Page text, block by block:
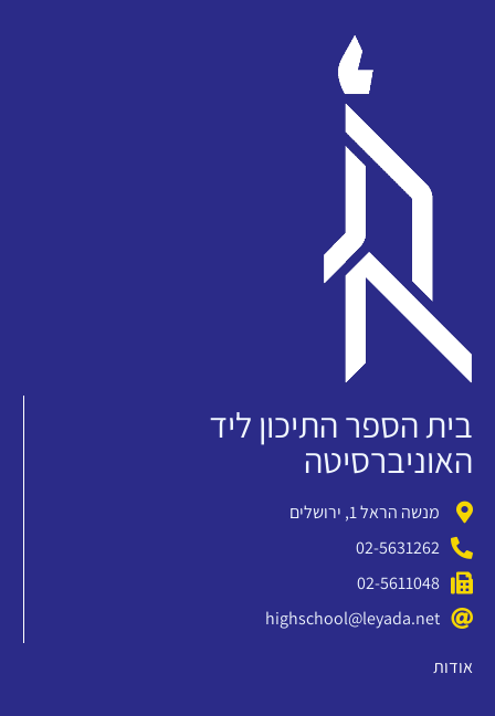
בית הספר התיכון ליד
האוניברסיטה
מנשה הראל 1, ירושלים
02-5631262
02-5611048
highschool@leyada.net
אודות